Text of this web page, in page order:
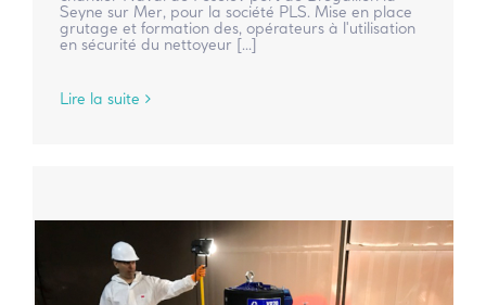
Seyne sur Mer, pour la société PLS. Mise en place
grutage et formation des, opérateurs à l'utilisation
en sécurité du nettoyeur [...]
Lire la suite